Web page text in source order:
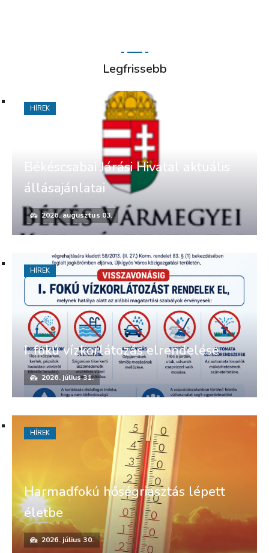
Legfrissebb
Békéscsabai Járási Hivatal aktuális
állásajánlatai
2026. augusztus 03.
HÍREK
I. fokú vízkorlátozás elrendelése
2026. július 31.
HÍREK
Harmadfokú hőségriasztás lépett
életbe
2026. július 30.
HÍREK